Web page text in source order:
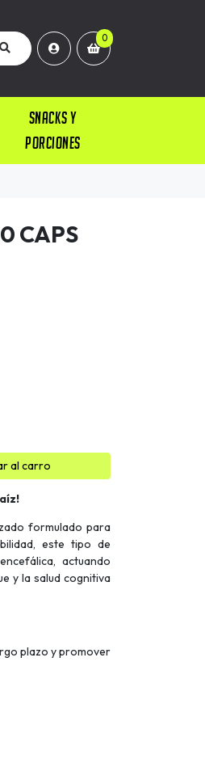
0
SNACKS Y
PORCIONES
CAPS
al carro
formulado para
este tipo de
actuando
y la salud cognitiva
plazo y promover